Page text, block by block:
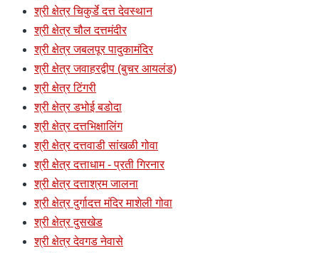
श्री क्षेत्र चिकुर्डे दत्त देवस्थान
श्री क्षेत्र चौल दत्तमंदीर
श्री क्षेत्र जबलपूर पादुकामंदिर
श्री क्षेत्र जवाहरद्वीप (बुचर आयलंड)
श्री क्षेत्र टिंगरी
श्री क्षेत्र डभोई बडोदा
श्री क्षेत्र दत्तभिक्षालिंग
श्री क्षेत्र दत्तवाडी सांखळी गोवा
श्री क्षेत्र दत्ताधाम - प्रती गिरनार
श्री क्षेत्र दत्ताश्रम जालना
श्री क्षेत्र दुर्गादत्त मंदिर माशेली गोवा
श्री क्षेत्र दुसखेड
श्री क्षेत्र देवगड नेवासे